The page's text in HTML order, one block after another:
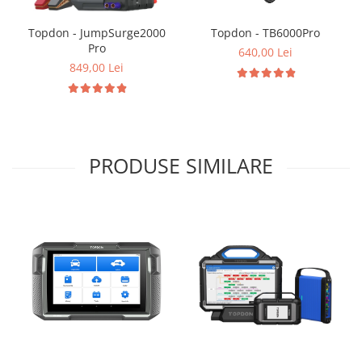
Topdon - JumpSurge2000
Pro
849,00 Lei
Topdon - TB6000Pro
640,00 Lei
PRODUSE SIMILARE